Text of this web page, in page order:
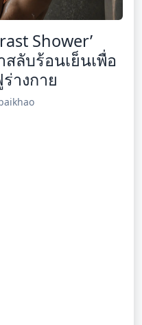
Shower’
ลับร้อนเย็นเพื่อ
างกาย